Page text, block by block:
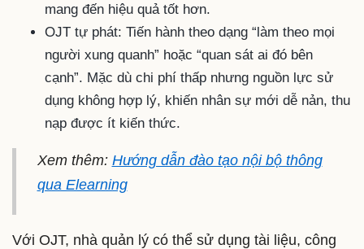
mang đến hiệu quả tốt hơn.
OJT tự phát: Tiến hành theo dạng “làm theo mọi
người xung quanh” hoặc “quan sát ai đó bên
cạnh”. Mặc dù chi phí thấp nhưng nguồn lực sử
dụng không hợp lý, khiến nhân sự mới dễ nản, thu
nạp được ít kiến thức.
Xem thêm: Hướng dẫn đào tạo nội bộ thông
qua Elearning
Với OJT, nhà quản lý có thể sử dụng tài liệu, công